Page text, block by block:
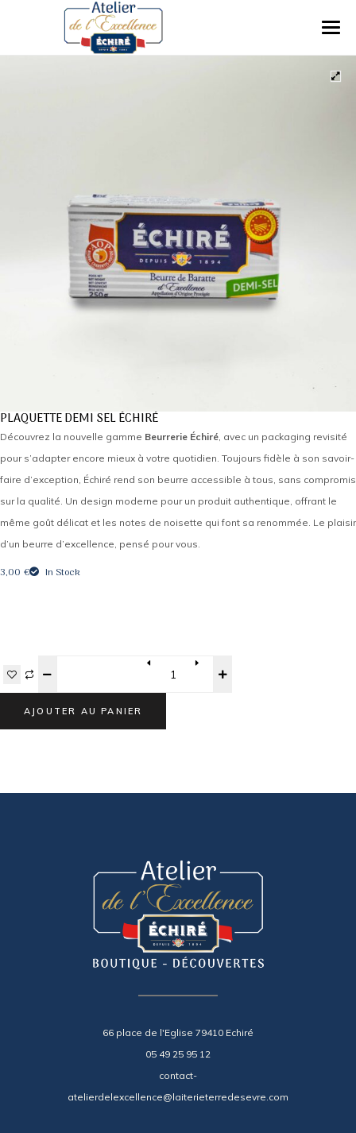
PLAQUETTE DEMI SEL ÉCHIRÉ
Découvrez la nouvelle gamme Beurrerie Échiré, avec un packaging revisité
pour s’adapter encore mieux à votre quotidien. Toujours fidèle à son savoir-
faire d’exception, Échiré rend son beurre accessible à tous, sans compromis
sur la qualité. Un design moderne pour un produit authentique, offrant le
même goût délicat et les notes de noisette qui font sa renommée. Le plaisir
d’un beurre d’excellence, pensé pour vous.
3,00 € In Stock
AJOUTER AU PANIER
66 place de l'Eglise 79410 Echiré
05 49 25 95 12
contact-
atelierdelexcellence@laiterieterredesevre.com